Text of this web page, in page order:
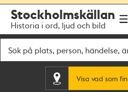
navigationen
huvudinnehållet
Stockholmskällan
Historia i ord, ljud och bild
Visa vad som